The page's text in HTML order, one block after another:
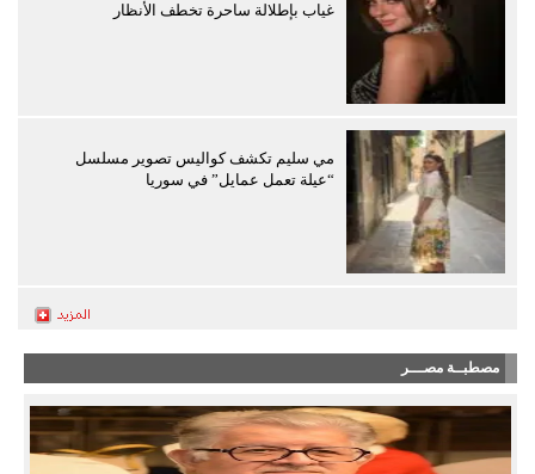
غياب بإطلالة ساحرة تخطف الأنظار
مي سليم تكشف كواليس تصوير مسلسل
“عيلة تعمل عمايل” في سوريا
مصطبــة مصـــر